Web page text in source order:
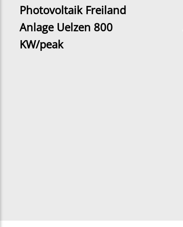
Photovoltaik Freiland
Anlage Uelzen 800
KW/peak